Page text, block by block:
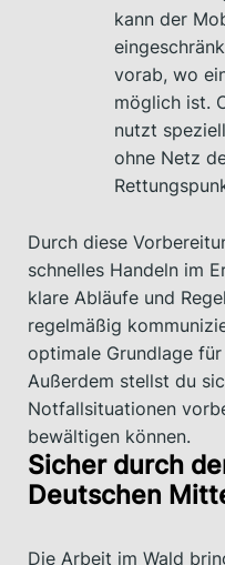
kann der
vorab, wo
möglich ist.
nutzt
ohne Netz
Durch diese
schnelles Handeln im
klare Abläufe und
regelmäßig
optimale Grundlage
Außerdem stellst du
Notfallsituationen
bewältigen können.
Sicher durch
Deutschen
Die Arbeit im Wald